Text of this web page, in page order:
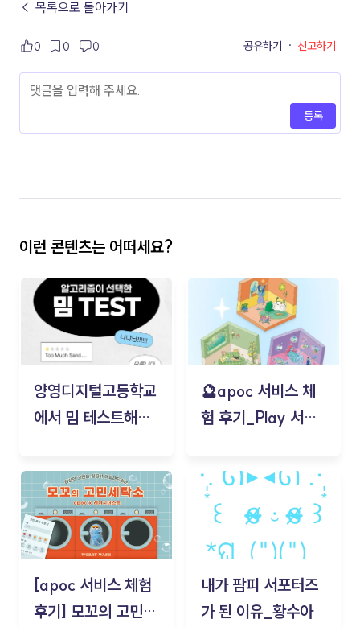
← 목록으로 돌아가기
0 0 0 공유하기 · 신고하기
등록
이런 콘텐츠는 어떠세요?
양영디지털고등학교
에서 밈 테스트해보
🔮apoc 서비스 체
험 후기_Play 서비
김태현
[apoc 서비스 체험
후기] 모꼬의 고민세
내가 팜피 서포터즈
가 된 이유_황수아